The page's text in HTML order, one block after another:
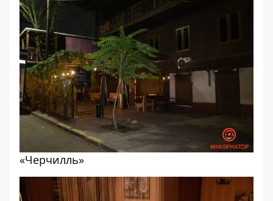
«Черчилль»